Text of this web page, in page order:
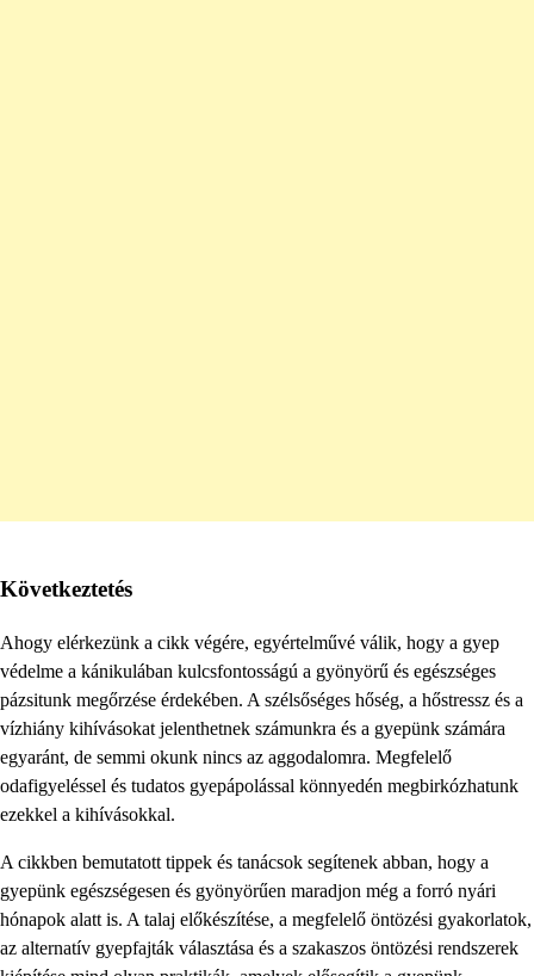
Következtetés
Ahogy elérkezünk a cikk végére, egyértelművé válik, hogy a gyep
védelme a kánikulában kulcsfontosságú a gyönyörű és egészséges
pázsitunk megőrzése érdekében. A szélsőséges hőség, a hőstressz és a
vízhiány kihívásokat jelenthetnek számunkra és a gyepünk számára
egyaránt, de semmi okunk nincs az aggodalomra. Megfelelő
odafigyeléssel és tudatos gyepápolással könnyedén megbirkózhatunk
ezekkel a kihívásokkal.
A cikkben bemutatott tippek és tanácsok segítenek abban, hogy a
gyepünk egészségesen és gyönyörűen maradjon még a forró nyári
hónapok alatt is. A talaj előkészítése, a megfelelő öntözési gyakorlatok,
az alternatív gyepfajták választása és a szakaszos öntözési rendszerek